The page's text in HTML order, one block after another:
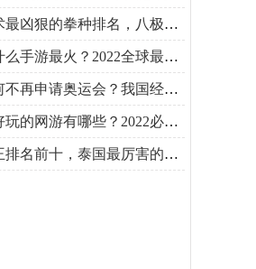
凶狠的拳种排名，八极拳刚猛
手游最火？2022全球最火的游戏
再申请奥运会？我国经济实力
的网游有哪些？2022必玩的十大
名前十，泰国最厉害的拳王排